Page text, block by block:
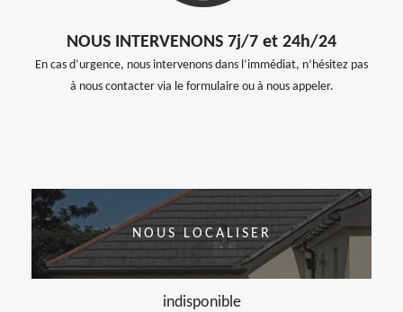
NOUS INTERVENONS 7j/7 et 24h/24
En cas d’urgence, nous intervenons dans l’immédiat, n’hésitez pas
à nous contacter via le formulaire ou à nous appeler.
NOUS LOCALISER
indisponible